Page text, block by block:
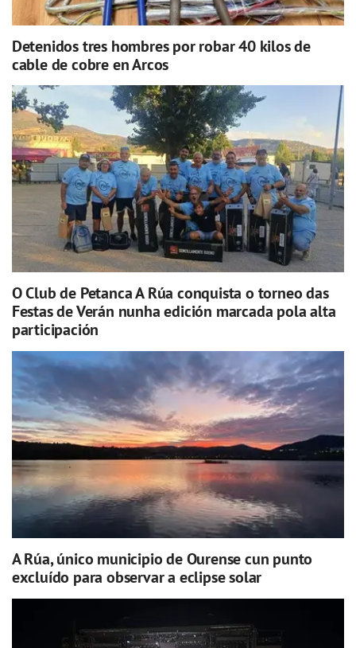
Detenidos tres hombres por robar 40 kilos de
cable de cobre en Arcos
O Club de Petanca A Rúa conquista o torneo das
Festas de Verán nunha edición marcada pola alta
participación
A Rúa, único municipio de Ourense cun punto
excluído para observar a eclipse solar